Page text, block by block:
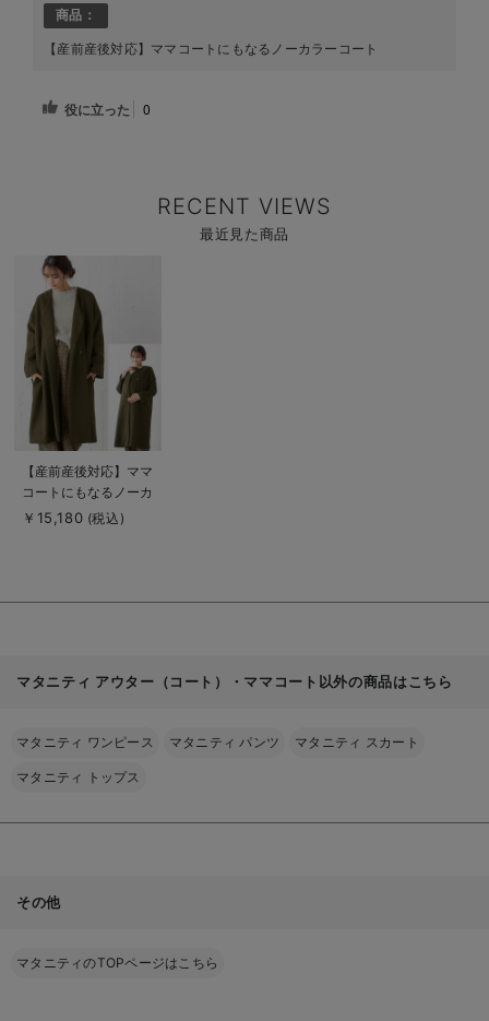
商品：
【産前産後対応】ママコートにもなるノーカラーコート
役に立った 0
RECENT VIEWS
最近見た商品
る
商
品
詳
細
を
【産前産後対応】ママ
コートにもなるノーカ
ラーコート
￥15,180 (税込)
マタニティ アウター（コート）・ママコート以外の商品はこちら
マタニティ ワンピース マタニティ パンツ マタニティ スカート
マタニティ トップス
その他
マタニティのTOPページはこちら